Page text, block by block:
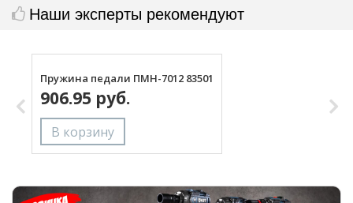
Наши эксперты рекомендуют
Пружина педали ПМН-7012 83501
906.95 руб.